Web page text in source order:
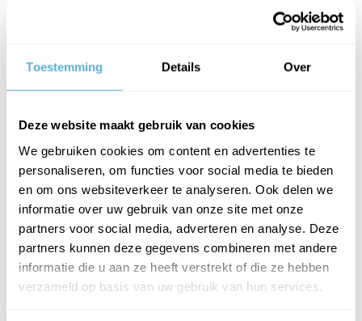
Toestemming Details Over
Deze website maakt gebruik van cookies
We gebruiken cookies om content en advertenties te
personaliseren, om functies voor social media te bieden
en om ons websiteverkeer te analyseren. Ook delen we
informatie over uw gebruik van onze site met onze
partners voor social media, adverteren en analyse. Deze
partners kunnen deze gegevens combineren met andere
informatie die u aan ze heeft verstrekt of die ze hebben
verzameld op basis van uw gebruik van hun services.
€ 441,00
PRODUCTOMSCHRIJVING
Stijlvolle douchedeur in veiligheidsglas 8 mm voor in een nis of
tussen twee muren.
De deur is voorzien van twee kwalitatief hoogwaardige scharnieren